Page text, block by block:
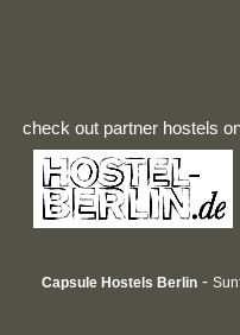
check out partner hostels
Capsule Hostels Berlin -